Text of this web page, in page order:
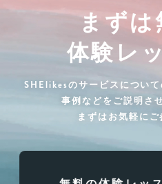
まずは
体験レ
SHElikesのサービスについ
事例などをご説明さ
まずはお気軽にご